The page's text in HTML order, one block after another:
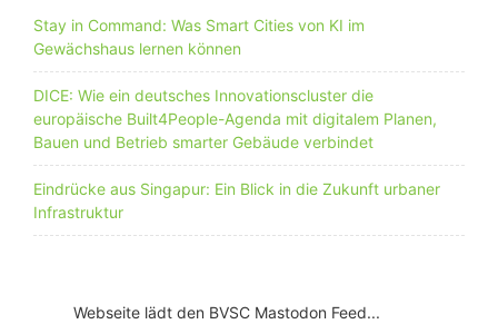
Stay in Command: Was Smart Cities von KI im
Gewächshaus lernen können
DICE: Wie ein deutsches Innovationscluster die
europäische Built4People-Agenda mit digitalem Planen,
Bauen und Betrieb smarter Gebäude verbindet
Eindrücke aus Singapur: Ein Blick in die Zukunft urbaner
Infrastruktur
Webseite lädt den BVSC Mastodon Feed...